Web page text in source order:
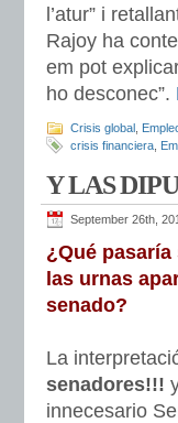
l’atur” i
Rajoy ha
em pot
ho desconec”.
Crisis global
crisis financiera
Y LAS
September 26th,
¿Qué
las urnas
senado?
La
senadores!!!
innecesario